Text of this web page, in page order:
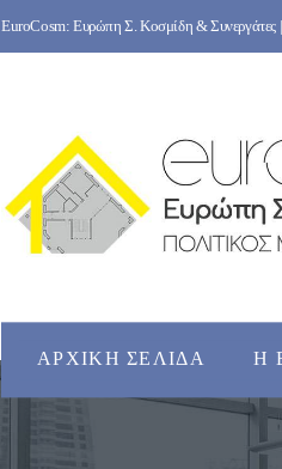
EuroCosm: Ευρώπη Σ. Κοσμίδη & Συνεργάτες |
ΑΡΧΙΚΉ ΣΕΛΊΔΑ Η